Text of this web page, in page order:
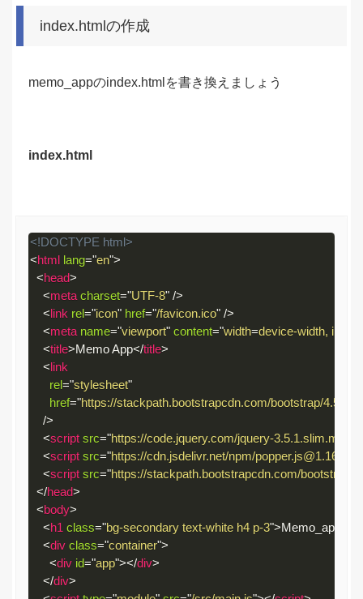
index.htmlの作成
memo_appのindex.htmlを書き換えましょう
index.html
<!DOCTYPE html>
<html lang="en">
<head>
<meta charset="UTF-8" />
<link rel="icon" href="/favicon.ico" />
<meta name="viewport" content="width=device-width,
<title>Memo App</title>
<link
rel="stylesheet"
href="https://stackpath.bootstrapcdn.com/bootstrap/4.5.0/
/>
<script src="https://code.jquery.com/jquery-3.5.1.slim.min.js
<script src="https://cdn.jsdelivr.net/npm/popper.js@1.16.0/
<script src="https://stackpath.bootstrapcdn.com/bootstrap/
</head>
<body>
<h1 class="bg-secondary text-white h4 p-3">Memo_app
<div class="container">
<div id="app"></div>
</div>